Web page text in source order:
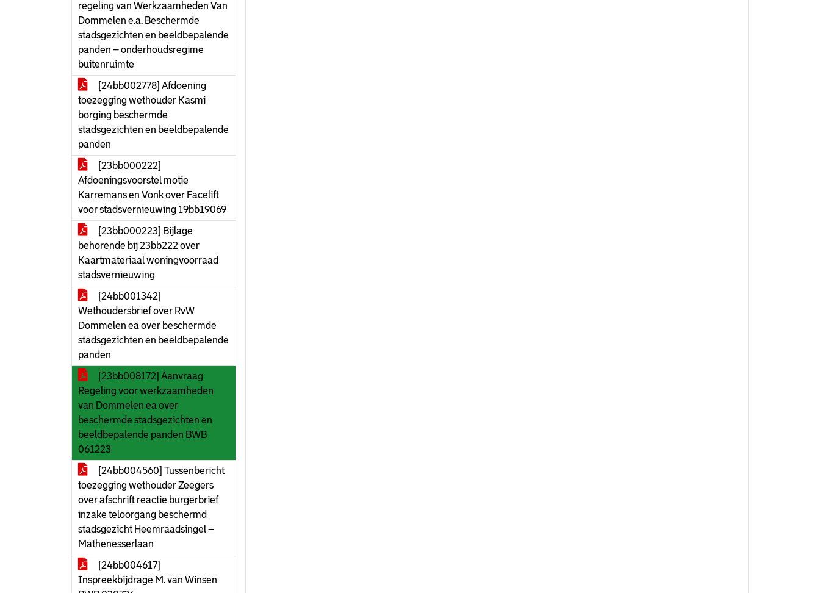
regeling van Werkzaamheden Van
Dommelen e.a. Beschermde
stadsgezichten en beeldbepalende
panden – onderhoudsregime
buitenruimte
[24bb002778] Afdoening
toezegging wethouder Kasmi
borging beschermde
stadsgezichten en beeldbepalende
panden
[23bb000222]
Afdoeningsvoorstel motie
Karremans en Vonk over Facelift
voor stadsvernieuwing 19bb19069
[23bb000223] Bijlage
behorende bij 23bb222 over
Kaartmateriaal woningvoorraad
stadsvernieuwing
[24bb001342]
Wethoudersbrief over RvW
Dommelen ea over beschermde
stadsgezichten en beeldbepalende
panden
[23bb008172] Aanvraag
Regeling voor werkzaamheden
van Dommelen ea over
beschermde stadsgezichten en
beeldbepalende panden BWB
061223
[24bb004560] Tussenbericht
toezegging wethouder Zeegers
over afschrift reactie burgerbrief
inzake teloorgang beschermd
stadsgezicht Heemraadsingel –
Mathenesserlaan
[24bb004617]
Inspreekbijdrage M. van Winsen